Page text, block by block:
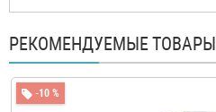
РЕКОМЕНДУЕМЫЕ ТОВАРЫ
-10 %